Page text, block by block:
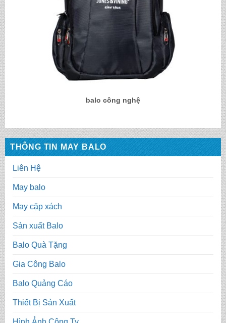
THÔNG TIN MAY BALO
Liên Hệ
May balo
May cặp xách
Sản xuất Balo
Balo Quà Tặng
Gia Công Balo
Balo Quảng Cáo
Thiết Bị Sản Xuất
balo công nghệ